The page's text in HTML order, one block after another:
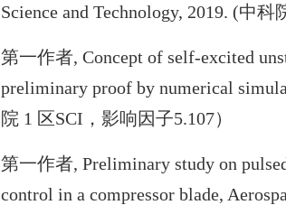
Science and Technology, 2019. (中
第一作者, Concept of self-excited
preliminary proof by numerical
院 1 区SCI，影响因子5.107）
第一作者, Preliminary study on
control in a compressor blade,